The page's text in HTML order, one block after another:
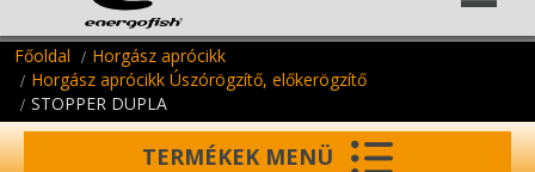
Főoldal
Horgász aprócikk
Horgász aprócikk Úszórögzítő, előkerögzítő
STOPPER DUPLA
TERMÉKEK MENÜ